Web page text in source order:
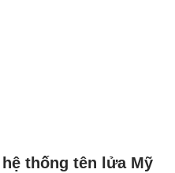
thống tên lửa Mỹ